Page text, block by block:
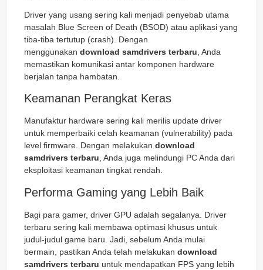
Driver yang usang sering kali menjadi penyebab utama
masalah Blue Screen of Death (BSOD) atau aplikasi yang
tiba-tiba tertutup (crash). Dengan
menggunakan download samdrivers terbaru , Anda
memastikan komunikasi antar komponen hardware
berjalan tanpa hambatan.
Keamanan Perangkat Keras
Manufaktur hardware sering kali merilis update driver
untuk memperbaiki celah keamanan (vulnerability) pada
level firmware. Dengan melakukan download
samdrivers terbaru, Anda juga melindungi PC Anda dari
eksploitasi keamanan tingkat rendah.
Performa Gaming yang Lebih Baik
Bagi para gamer, driver GPU adalah segalanya. Driver
terbaru sering kali membawa optimasi khusus untuk
judul-judul game baru. Jadi, sebelum Anda mulai
bermain, pastikan Anda telah melakukan download
samdrivers terbaru untuk mendapatkan FPS yang lebih